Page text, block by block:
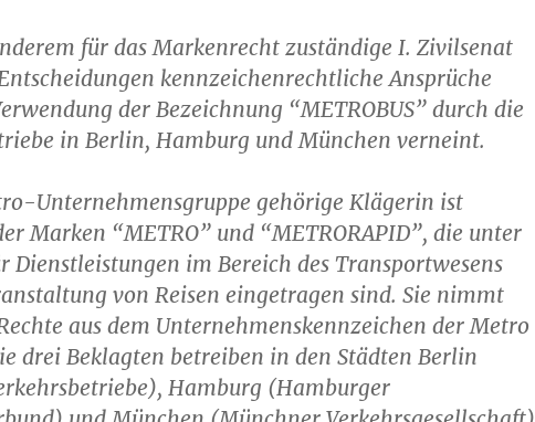
für das Markenrecht zuständige I. Zivilsenat
kennzeichenrechtliche Ansprüche
der Bezeichnung “METROBUS” durch die
in Berlin, Hamburg und München verneint.
Unternehmensgruppe gehörige Klägerin ist
Marken “METRO” und “METRORAPID”, die unter
Dienstleistungen im Bereich des Transportwesens
von Reisen eingetragen sind. Sie nimmt
aus dem Unternehmenskennzeichen der Metro
drei Beklagten betreiben in den Städten Berlin
Hamburg (Hamburger